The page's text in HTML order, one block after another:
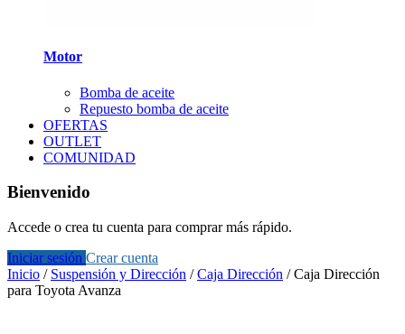
Motor
Bomba de aceite
Repuesto bomba de aceite
OFERTAS
OUTLET
COMUNIDAD
Bienvenido
Accede o crea tu cuenta para comprar más rápido.
Iniciar sesión Crear cuenta
Inicio / Suspensión y Dirección /Caja Dirección /Caja Dirección
para Toyota Avanza